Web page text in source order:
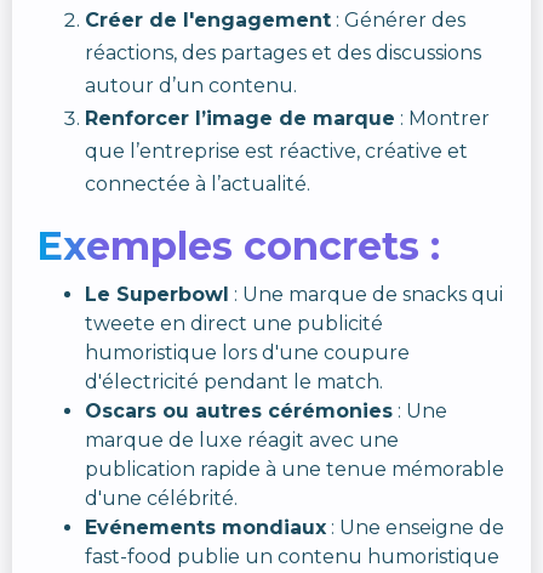
Créer de l'engagement : Générer des
réactions, des partages et des discussions
autour d’un contenu.
Renforcer l’image de marque : Montrer
que l’entreprise est réactive, créative et
connectée à l’actualité.
Exemples concrets :
Le Superbowl : Une marque de snacks qui
tweete en direct une publicité
humoristique lors d'une coupure
d'électricité pendant le match.
Oscars ou autres cérémonies : Une
marque de luxe réagit avec une
publication rapide à une tenue mémorable
d'une célébrité.
Evénements mondiaux : Une enseigne de
fast-food publie un contenu humoristique